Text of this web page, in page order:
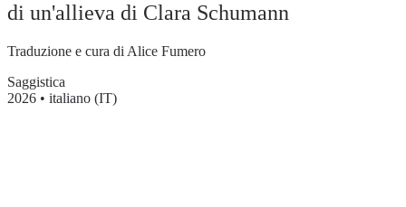
di un'allieva di Clara Schumann
Traduzione e cura di Alice Fumero
Saggistica
2026 • italiano (IT)